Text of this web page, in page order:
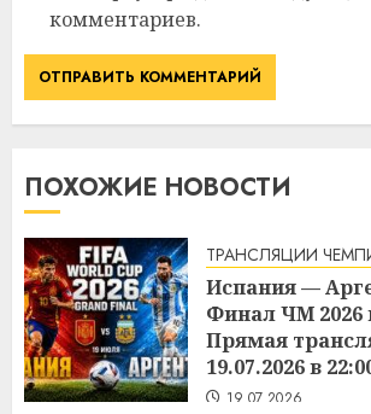
комментариев.
ПОХОЖИЕ НОВОСТИ
ТРАНСЛЯЦИИ
Испания —
Финал ЧМ 2026
Прямая
19.07.2026 в
19.07.2026